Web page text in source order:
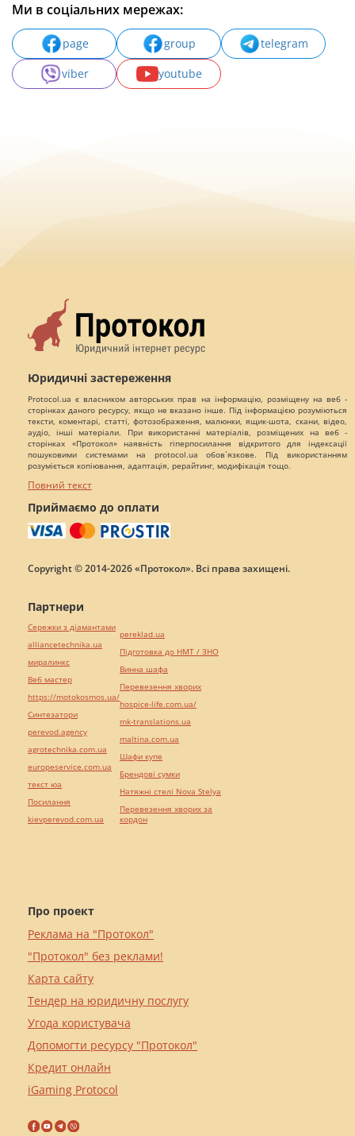
Ми в соціальних мережах:
page group
telegram
viber
youtube
Юридичні застереження
Protocol.ua є власником авторських прав на інформацію, розміщену на веб -
сторінках даного ресурсу, якщо не вказано інше. Під інформацією розуміються
тексти, коментарі, статті, фотозображення, малюнки, ящик-шота, скани, відео,
аудіо, інші матеріали. При використанні матеріалів, розміщених на веб -
сторінках «Протокол» наявність гіперпосилання відкритого для індексації
пошуковими системами на protocol.ua обов`язкове. Під використанням
розуміється копіювання, адаптація, рерайтинг, модифікація тощо.
Повний текст
Приймаємо до оплати
Copyright © 2014-2026 «Протокол». Всі права захищені.
Про проект
Реклама на "Протокол"
"Протокол" без реклами!
Карта сайту
Тендер на юридичну послугу
Угода користувача
Допомогти ресурсу "Протокол"
Кредит онлайн
iGaming Protocol
Партнери
Сережки з діамантами
alliancetechnika.ua
миралинкс
Веб мастер
https://motokosmos.ua/
Синтезатори
perevod.agency
agrotechnika.com.ua
europeservice.com.ua
текст юа
Посилання
kievperevod.com.ua
pereklad.ua
Підготовка до НМТ / ЗНО
Винна шафа
Перевезення хворих
hospice-life.com.ua/
mk-translations.ua
maltina.com.ua
Шафи купе
Брендові сумки
Натяжні стелі Nova Stelya
Перевезення хворих за
кордон